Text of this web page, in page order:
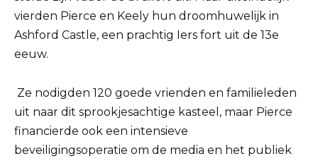
vierden Pierce en Keely hun droomhuwelijk in
Ashford Castle, een prachtig Iers fort uit de 13e
eeuw.
Ze nodigden 120 goede vrienden en familieleden
uit naar dit sprookjesachtige kasteel, maar Pierce
financierde ook een intensieve
beveiligingsoperatie om de media en het publiek